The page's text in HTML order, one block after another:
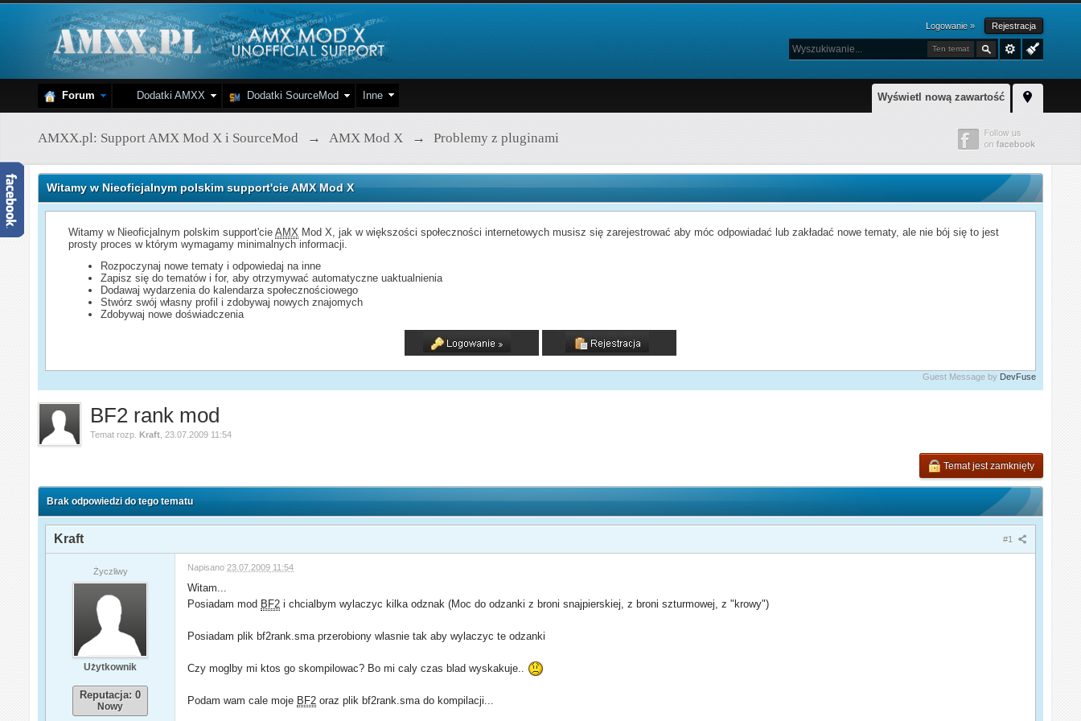
Logowanie » Rejestracja
Ten temat
Wyświetl nową zawartość
Forum Dodatki AMXX Dodatki SourceMod Inne
AMXX.pl: Support AMX Mod X i SourceMod → AMX Mod X → Problemy z pluginami
Witamy w Nieoficjalnym polskim support'cie AMX Mod X
Witamy w Nieoficjalnym polskim support'cieAMX Mod X, jak w większości społeczności internetowych musisz się zarejestrować aby móc odpowiadać lub zakładać nowe tematy, ale nie bój się to jest
prosty proces w którym wymagamy minimalnych informacji.
Rozpoczynaj nowe tematy i odpowiedaj na inne
Zapisz się do tematów i for, aby otrzymywać automatyczne uaktualnienia
Dodawaj wydarzenia do kalendarza społecznościowego
Stwórz swój własny profil i zdobywaj nowych znajomych
Zdobywaj nowe doświadczenia
Guest Message by DevFuse
BF2 rank mod
Temat rozp.Kraft 23.07.2009 11:54
Temat jest zamknięty
Brak odpowiedzi do tego tematu
#1
Kraft
Życzliwy
Użytkownik
Reputacja: 0
Nowy
Napisano 23.07.2009 11:54
Witam...
Posiadam mod BF2 i chcialbym wylaczyc kilka odznak (Moc do odzanki z broni snajpierskiej, z broni szturmowej, z "krowy")
Posiadam plik bf2rank.sma przerobiony wlasnie tak aby wylaczyc te odzanki
Czy moglby mi ktos go skompilowac? Bo mi caly czas blad wyskakuje..
Podam wam cale moje BF2 oraz plik bf2rank.sma do kompilacji...